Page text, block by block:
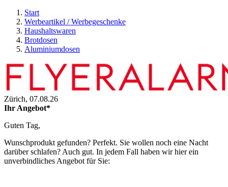
Start
Werbeartikel / Werbegeschenke
Haushaltswaren
Brotdosen
Aluminiumdosen
Zürich, 07.08.26
Ihr Angebot*
Guten Tag,
Wunschprodukt gefunden? Perfekt. Sie wollen noch eine Nacht
darüber schlafen? Auch gut. In jedem Fall haben wir hier ein
unverbindliches Angebot für Sie: